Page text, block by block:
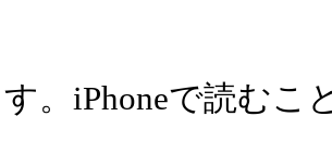
。iPhoneで読む